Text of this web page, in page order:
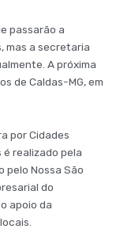
passarão a
mas a secretaria
A próxima
de Caldas-MG, em
por Cidades
realizado pela
pelo Nossa São
do
apoio da